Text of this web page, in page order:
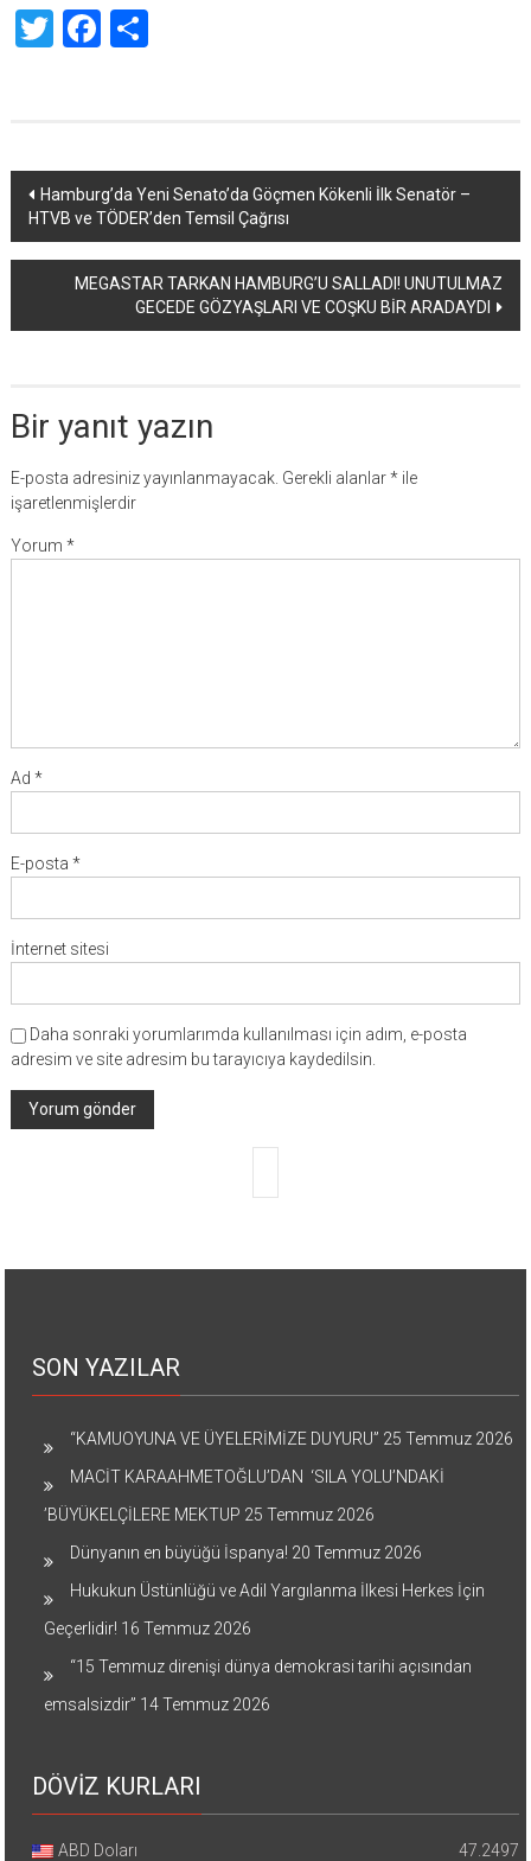
TwitterFacebook
Share
Yazı
dolaşımı
Hamburg’da Yeni Senato’da Göçmen Kökenli İlk Senatör –
HTVB ve TÖDER’den Temsil Çağrısı
MEGASTAR TARKAN HAMBURG’U SALLADI! UNUTULMAZ
GECEDE GÖZYAŞLARI VE COŞKU BİR ARADAYDI
Bir yanıt yazın
E-posta adresiniz yayınlanmayacak. Gerekli alanlar*ile
işaretlenmişlerdir
Yorum *
Ad *
E-posta *
İnternet sitesi
Daha sonraki yorumlarımda kullanılması için adım, e-posta
adresim ve site adresim bu tarayıcıya kaydedilsin.
SON YAZILAR
“KAMUOYUNA VE ÜYELERİMİZE DUYURU” 25 Temmuz 2026
MACİT KARAAHMETOĞLU’DAN ‘SILA YOLU’NDAKİ
’BÜYÜKELÇİLERE MEKTUP 25 Temmuz 2026
Dünyanın en büyüğü İspanya! 20 Temmuz 2026
Hukukun Üstünlüğü ve Adil Yargılanma İlkesi Herkes İçin
Geçerlidir! 16 Temmuz 2026
“15 Temmuz direnişi dünya demokrasi tarihi açısından
emsalsizdir” 14 Temmuz 2026
DÖVİZ KURLARI
ABD Doları
47.2497